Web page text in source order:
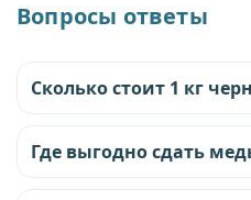
Вопросы ответы
Сколько стоит 1 кг
Где выгодно сдать